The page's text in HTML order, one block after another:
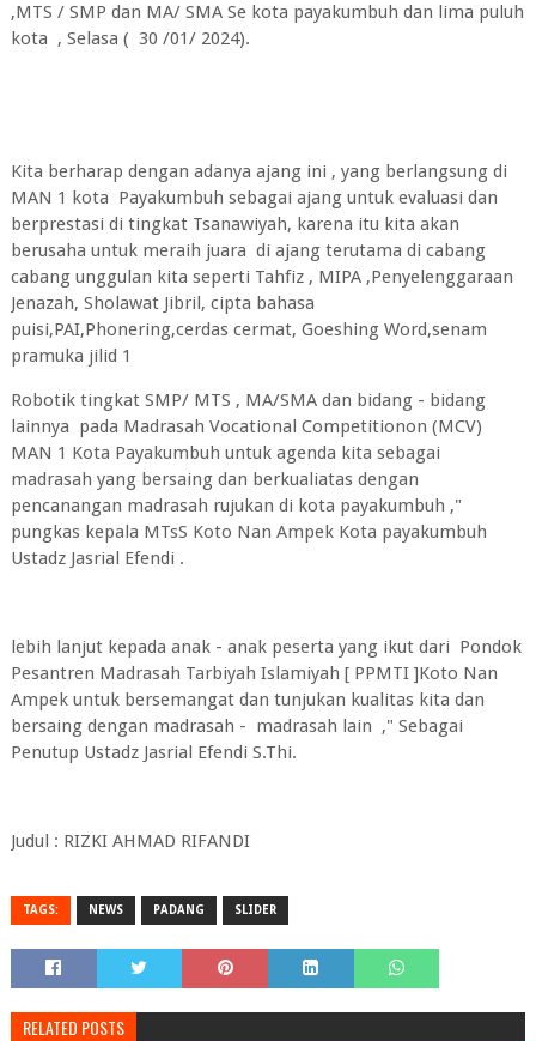
,MTS / SMP dan MA/ SMA Se kota payakumbuh dan lima puluh
kota , Selasa ( 30 /01/ 2024).
Kita berharap dengan adanya ajang ini , yang berlangsung di
MAN 1 kota Payakumbuh sebagai ajang untuk evaluasi dan
berprestasi di tingkat Tsanawiyah, karena itu kita akan
berusaha untuk meraih juara di ajang terutama di cabang
cabang unggulan kita seperti Tahfiz , MIPA ,Penyelenggaraan
Jenazah, Sholawat Jibril, cipta bahasa
puisi,PAI,Phonering,cerdas cermat, Goeshing Word,senam
pramuka jilid 1
Robotik tingkat SMP/ MTS , MA/SMA dan bidang - bidang
lainnya pada Madrasah Vocational Competitionon (MCV)
MAN 1 Kota Payakumbuh untuk agenda kita sebagai
madrasah yang bersaing dan berkualiatas dengan
pencanangan madrasah rujukan di kota payakumbuh ,"
pungkas kepala MTsS Koto Nan Ampek Kota payakumbuh
Ustadz Jasrial Efendi .
lebih lanjut kepada anak - anak peserta yang ikut dari Pondok
Pesantren Madrasah Tarbiyah Islamiyah [ PPMTI ]Koto Nan
Ampek untuk bersemangat dan tunjukan kualitas kita dan
bersaing dengan madrasah - madrasah lain ," Sebagai
Penutup Ustadz Jasrial Efendi S.Thi.
Judul : RIZKI AHMAD RIFANDI
TAGS: NEWS PADANG SLIDER
RELATED POSTS